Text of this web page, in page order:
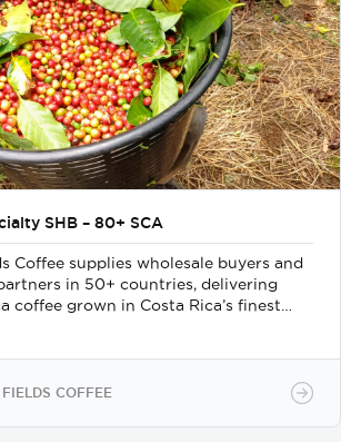
SHB – 80+ SCA
Coffee supplies wholesale buyers and
in 50+ countries, delivering
coffee grown in Costa Rica’s finest
cupping (catación)
the Specialty Coffee
protocols, ensuring an SCA score
COFFEE